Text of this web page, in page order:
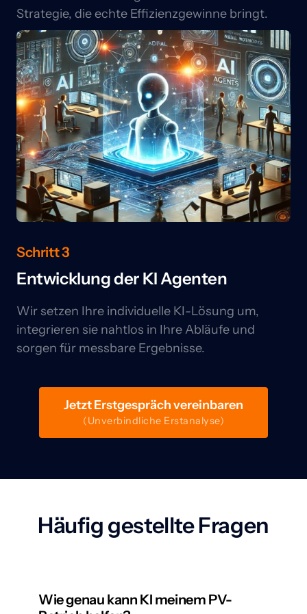
Strategie, die echte Effizienzgewinne bringt.
Schritt 3
Entwicklung der KI Agenten
Wir setzen Ihre individuelle KI-Lösung um,
integrieren sie nahtlos in Ihre Abläufe und
sorgen für messbare Ergebnisse.
Jetzt Erstgespräch vereinbaren
(Unverbindliche Erstanalyse)
Häufig gestellte Fragen
Wie genau kann KI meinem PV-